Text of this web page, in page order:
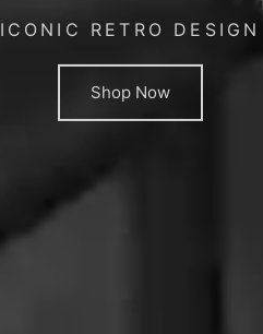
ICONIC RETRO DESIGN
Shop Now